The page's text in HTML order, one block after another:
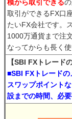
模から取引できる
取引ができるFX口
たいFX会社です。
1000万通貨まで注
なってからも長く
【SBI FXトレード
■SBI FXトレードの
スワップポイント
設までの時間、必